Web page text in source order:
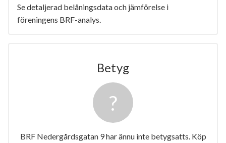
Se detaljerad belåningsdata och jämförelse i
föreningens BRF-analys.
Betyg
BRF Nedergårdsgatan 9 har ännu inte betygsatts. Köp